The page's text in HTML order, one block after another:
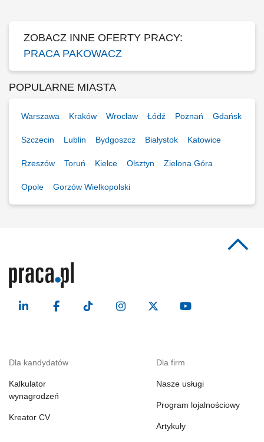
ZOBACZ INNE OFERTY PRACY:
PRACA PAKOWACZ
POPULARNE MIASTA
Warszawa Kraków Wrocław Łódź Poznań Gdańsk
Szczecin Lublin Bydgoszcz Białystok Katowice
Rzeszów Toruń Kielce Olsztyn Zielona Góra
Opole Gorzów Wielkopolski
Dla kandydatów
Kalkulator
wynagrodzeń
Kreator CV
Dla firm
Nasze usługi
Program lojalnościowy
Artykuły